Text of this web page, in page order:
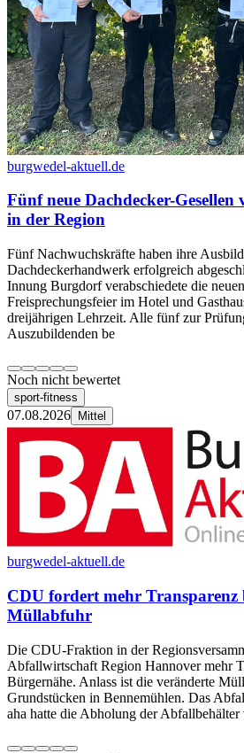
burgwedel-aktuell.de
Fünf neue Dachdecker-Gesellen
in der Region
Fünf Nachwuchskräfte haben ihre
Dachdeckerhandwerk erfolgreich
Innung Burgdorf verabschiedete die
Freisprechungsfeier im Hotel und
dreijährigen Lehrzeit. Alle fünf zur
Auszubildenden be
Noch nicht bewertet
sport-fitness
07.08.2026 Mittel
burgwedel-aktuell.de
CDU fordert mehr Transparenz
Müllabfuhr
Die CDU-Fraktion in der
Abfallwirtschaft Region Hannover mehr
Bürgernähe. Anlass ist die veränderte
Grundstücken in Bennemühlen. Das
aha hatte die Abholung der Abfallbehälter